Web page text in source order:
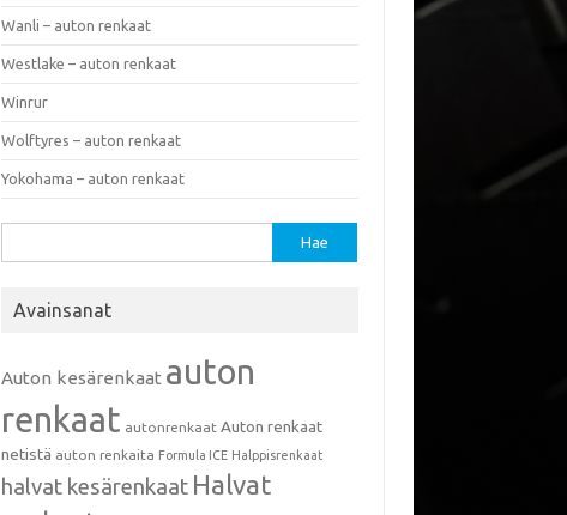
Wanli – auton renkaat
Westlake – auton renkaat
Winrur
Wolftyres – auton renkaat
Yokohama – auton renkaat
Avainsanat
Auton kesärenkaat auton
renkaat autonrenkaat Auton renkaat
netistä auton renkaita Formula ICE Halppisrenkaat
halvat kesärenkaat Halvat